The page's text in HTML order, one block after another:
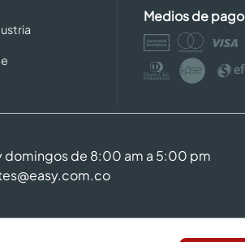
Medios de pago
domingos de 8:00 am a 5:00 pm